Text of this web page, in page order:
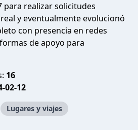
para realizar solicitudes
y eventualmente evolucionó
con presencia en redes
de apoyo para
16
02-12
Lugares y viajes